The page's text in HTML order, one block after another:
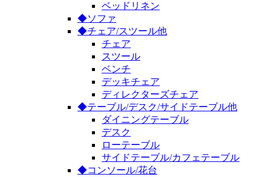
ベッドリネン
◆ソファ
◆チェア/スツール他
チェア
スツール
ベンチ
デッキチェア
ディレクターズチェア
◆テーブル/デスク/サイドテーブル他
ダイニングテーブル
デスク
ローテーブル
サイドテーブル/カフェテーブル
◆コンソール/花台